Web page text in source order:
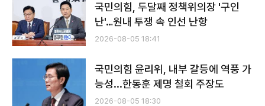
국민의힘, 두달째 정책위의장 '구인
난'…원내 투쟁 속 인선 난항
2026-08-05 18:41
국민의힘 윤리위, 내부 갈등에 역풍 가
능성...한동훈 제명 철회 주장도
2026-08-05 18:30